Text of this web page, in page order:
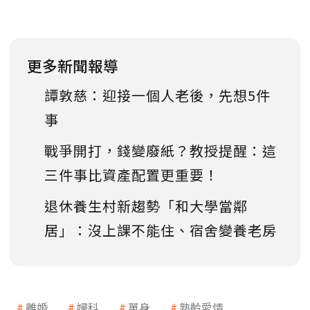
更多新聞報導
譚敦慈：迎接一個人老後，先想5件
事
戰爭開打，錢變廢紙？教授提醒：這
三件事比資產配置更重要！
退休養生村新趨勢「和大學當鄰
居」：沒上課不能住、宿舍變養老房